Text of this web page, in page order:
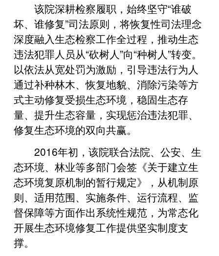
该院深耕检察履职，始终坚守“谁破
坏、谁修复”司法原则，将恢复性司法理念
深度融入生态检察工作全过程，推动生态
违法犯罪人员从“砍树人”向“种树人”转变。
以依法从宽处罚为激励，引导违法行为人
通过补种林木、恢复地貌、消除污染等方
式主动修复受损生态环境，稳固生态存
量、提升生态容量，实现惩治违法犯罪、
修复生态环境的双向共赢。
2016年初，该院联合法院、公安、生
态环境、林业等多部门会签《关于建立生
态环境复原机制的暂行规定》，从机制原
则、适用范围、实施条件、运行流程、监
督保障等方面作出系统性规范，为常态化
开展生态环境修复工作提供坚实制度支
撑。